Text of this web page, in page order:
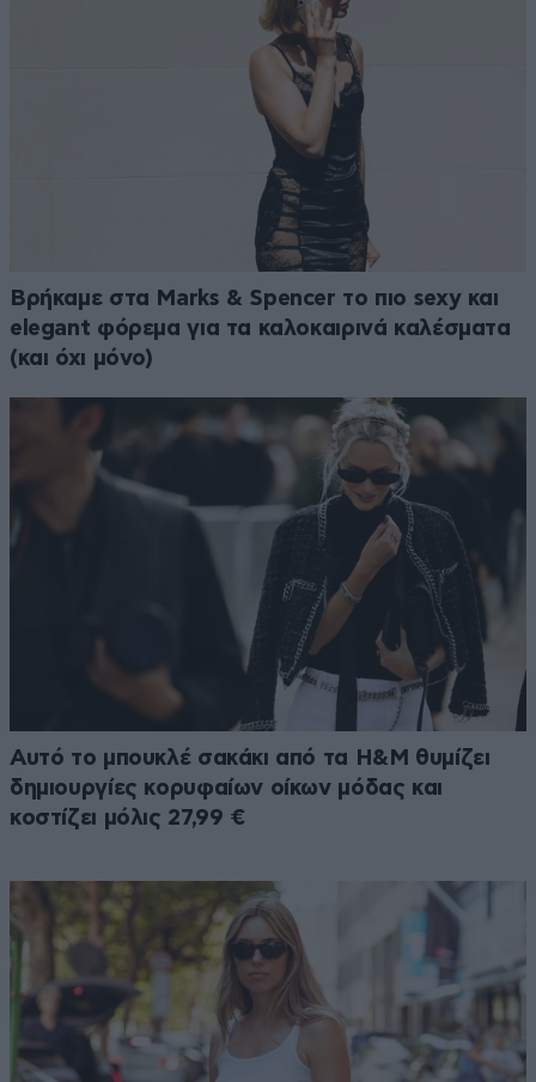
Βρήκαμε στα Marks & Spencer το πιο sexy και
elegant φόρεμα για τα καλοκαιρινά καλέσματα
(και όχι μόνο)
Αυτό το μπουκλέ σακάκι από τα H&M θυμίζει
δημιουργίες κορυφαίων οίκων μόδας και
κοστίζει μόλις 27,99 €